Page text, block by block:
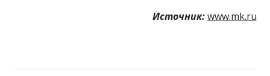
Источник: www.mk.ru